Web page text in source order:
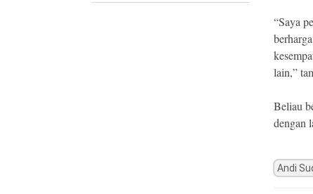
“Saya
lain,”
Beliau
dengan
Andi